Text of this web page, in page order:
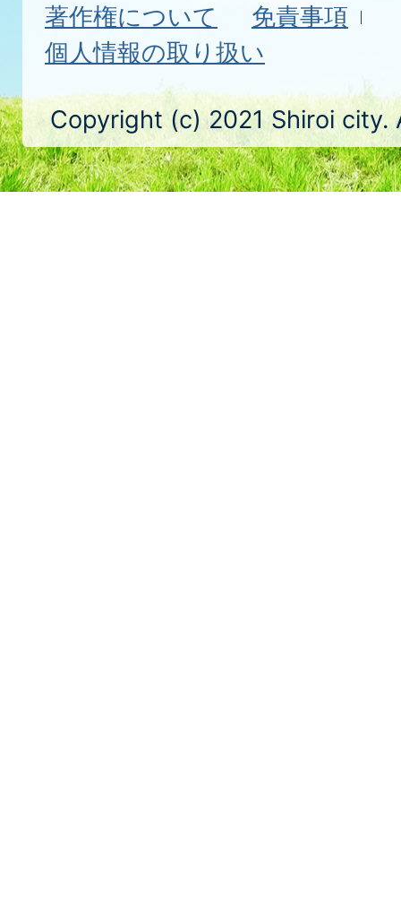
著作権について
免責事項
個人情報の取り扱い
Copyright (c) 2021 Shiroi city.